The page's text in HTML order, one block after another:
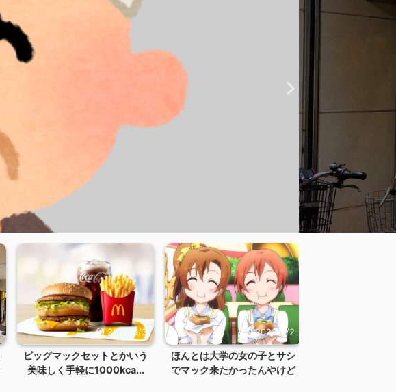
2022/6/3
ビッグマックセットとかいう
美味しく手軽に1000kca...
2022/6/2
ほんとは大学の女の子とサシ
でマック来たかったんやけど